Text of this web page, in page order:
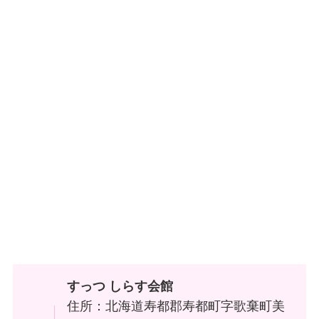
すっつ しらす会館
住所：北海道寿都郡寿都町字歌棄町美